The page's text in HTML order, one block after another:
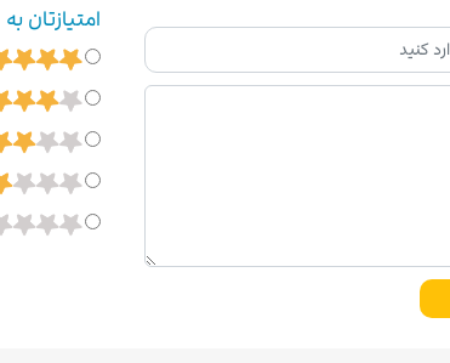
امتیازتان